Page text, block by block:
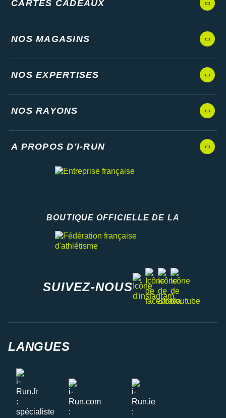
CARTES CADEAUX
NOS MAGASINS
NOS EXPERTISES
NOS RAYONS
A PROPOS D'I-RUN
BOUTIQUE OFFICIELLE DE LA
SUIVEZ-NOUS
instagram
facebook
stravayoutube
LANGUES